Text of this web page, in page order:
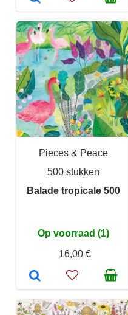
Pieces & Peace
500 stukken
Balade tropicale 500
Op voorraad (1)
16,00 €